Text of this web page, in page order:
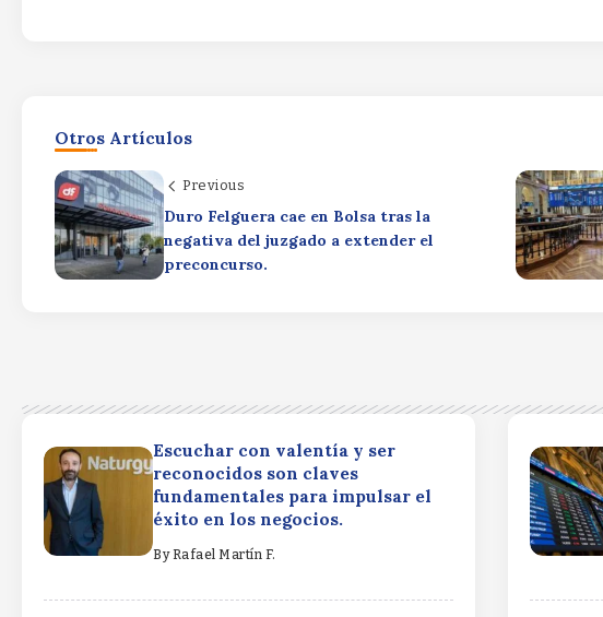
Otros Artículos
Previous
Duro Felguera cae en Bolsa tras la
negativa del juzgado a extender el
preconcurso.
Escuchar con valentía y ser
reconocidos son claves
fundamentales para impulsar el
éxito en los negocios.
By Rafael Martín F.